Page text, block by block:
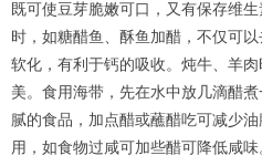
既可使豆芽脆嫩可口，又有保存维
时，如糖醋鱼、酥鱼加醋，不仅可
软化，有利于钙的吸收。炖牛、羊
美。食用海带，先在水中放几滴醋
腻的食品，加点醋或蘸醋吃可减少
用，如食物过咸可加些醋可降低咸